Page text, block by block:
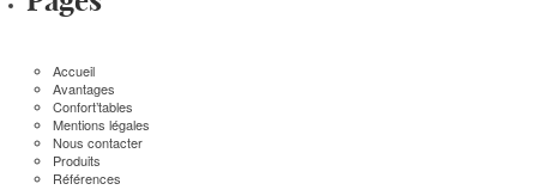
Accueil
Avantages
Confort’tables
Mentions légales
Nous contacter
Produits
Références